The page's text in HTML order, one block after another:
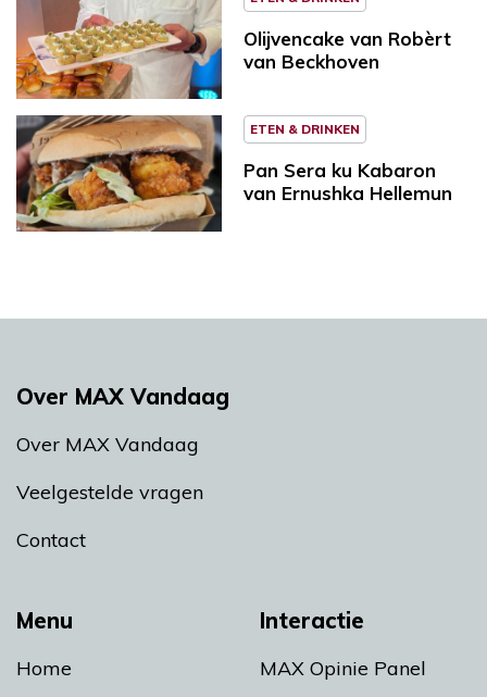
Olijvencake van Robèrt
van Beckhoven
ETEN & DRINKEN
Pan Sera ku Kabaron
van Ernushka Hellemun
Menu
Home
Interactie
MAX Opinie Panel
Over MAX Vandaag
Over MAX Vandaag
Veelgestelde vragen
Contact